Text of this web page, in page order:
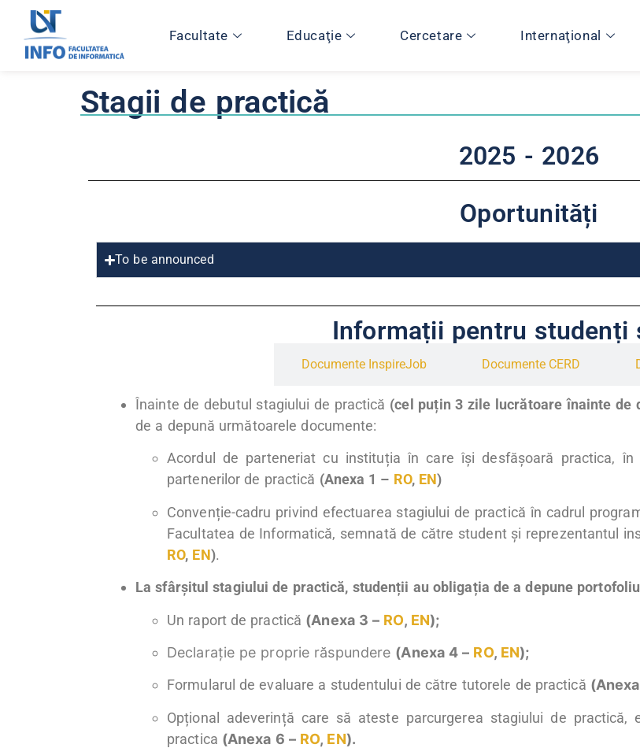
Facultate Educaţie Cercetare Internaţional
Stagii de practică
2025 - 2026
Oportunități
To be announced
Informații pentru studenți
Documente InspireJob Documente CERD
Înainte de debutul stagiului de practică (cel puțin 3 zile lucrătoare înainte de
de a depună următoarele documente:
Acordul de parteneriat cu instituția în care își desfășoară practica,
partenerilor de practică (Anexa 1 – RO, EN)
Convenție-cadru privind efectuarea stagiului de practică în cadrul
Facultatea de Informatică, semnată de către student și reprezentantul
RO, EN).
La sfârșitul stagiului de practică, studenții au obligația de a depune
Un raport de practică (Anexa 3 – RO, EN);
Declarație pe proprie răspundere (Anexa 4 – RO, EN);
Formularul de evaluare a studentului de către tutorele de practică
Opțional adeverință care să ateste parcurgerea stagiului de
practica (Anexa 6 – RO, EN).